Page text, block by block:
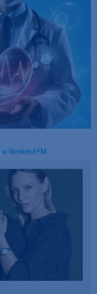
w Weekend FM